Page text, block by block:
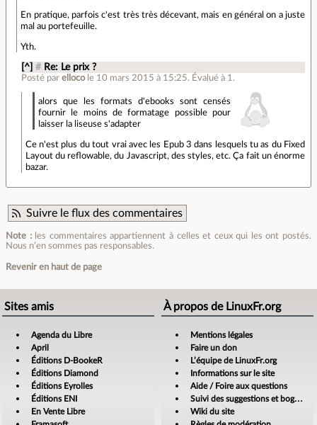
En pratique, parfois c'est très très décevant, mais en général on a juste
mal au portefeuille.
Yth.
[^] # Re: Le prix ?
Posté par elloco le 10 mars 2015 à 15:25. Évalué à 1 .
alors que les formats d'ebooks sont censés
fournir le moins de formatage possible pour
laisser la liseuse s'adapter
Ce n'est plus du tout vrai avec les Epub 3 dans lesquels tu as du Fixed
Layout du reflowable, du Javascript, des styles, etc. Ça fait un énorme
bazar.
Suivre le flux des commentaires
Note :les commentaires appartiennent à celles et ceux qui les ont postés.
Nous n’en sommes pas responsables.
Revenir en haut de page
Sites amis
Agenda du Libre
April
Éditions D-BookeR
Éditions Diamond
Éditions Eyrolles
Éditions ENI
En Vente Libre
À propos de LinuxFr.org
Mentions légales
Faire un don
L’équipe de LinuxFr.org
Informations sur le site
Aide / Foire aux questions
Suivi des suggestions et bogues
Wiki du site